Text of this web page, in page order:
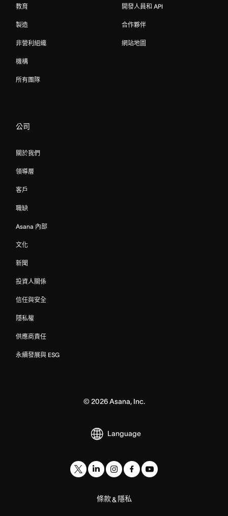
教育
製造
非營利組織
機構
所有團隊
開發人員和 API
合作夥伴
網站地圖
公司
關於我們
領導層
客戶
職缺
Asana 內部
文化
新聞
投資人關係
信任與安全
隱私權
供應商責任
永續發展與 ESG
©2026Asana, Inc.
Language
條款& 隱私